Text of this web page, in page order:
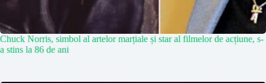
Chuck Norris, simbol al artelor marțiale și star al filmelor de acțiune, s-
a stins la 86 de ani